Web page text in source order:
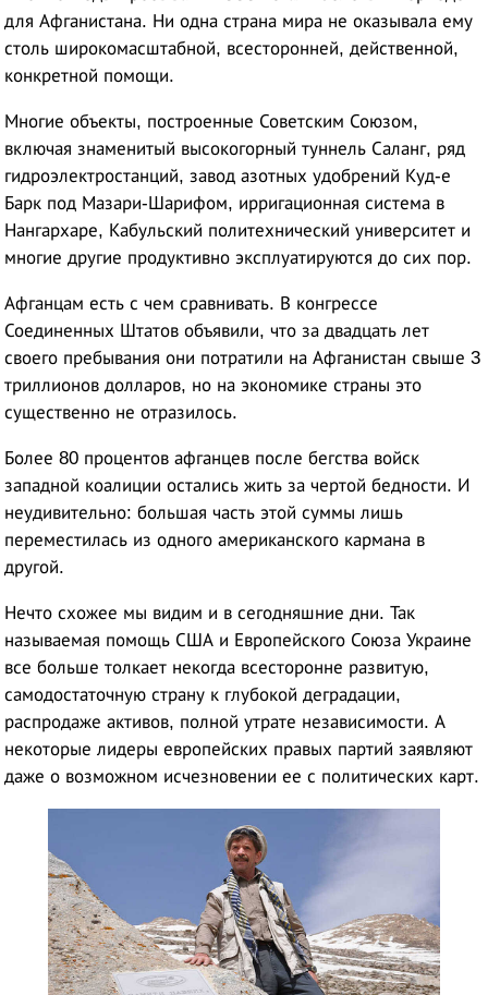
для Афганистана. Ни одна страна мира не оказывала ему
столь широкомасштабной, всесторонней, действенной,
конкретной помощи.
Многие объекты, построенные Советским Союзом,
включая знаменитый высокогорный туннель Саланг, ряд
гидроэлектростанций, завод азотных удобрений Куд-е
Барк под Мазари-Шарифом, ирригационная система в
Нангархаре, Кабульский политехнический университет и
многие другие продуктивно эксплуатируются до сих пор.
Афганцам есть с чем сравнивать. В конгрессе
Соединенных Штатов объявили, что за двадцать лет
своего пребывания они потратили на Афганистан свыше 3
триллионов долларов, но на экономике страны это
существенно не отразилось.
Более 80 процентов афганцев после бегства войск
западной коалиции остались жить за чертой бедности. И
неудивительно: большая часть этой суммы лишь
переместилась из одного американского кармана в
другой.
Нечто схожее мы видим и в сегодняшние дни. Так
называемая помощь США и Европейского Союза Украине
все больше толкает некогда всесторонне развитую,
самодостаточную страну к глубокой деградации,
распродаже активов, полной утрате независимости. А
некоторые лидеры европейских правых партий заявляют
даже о возможном исчезновении ее с политических карт.